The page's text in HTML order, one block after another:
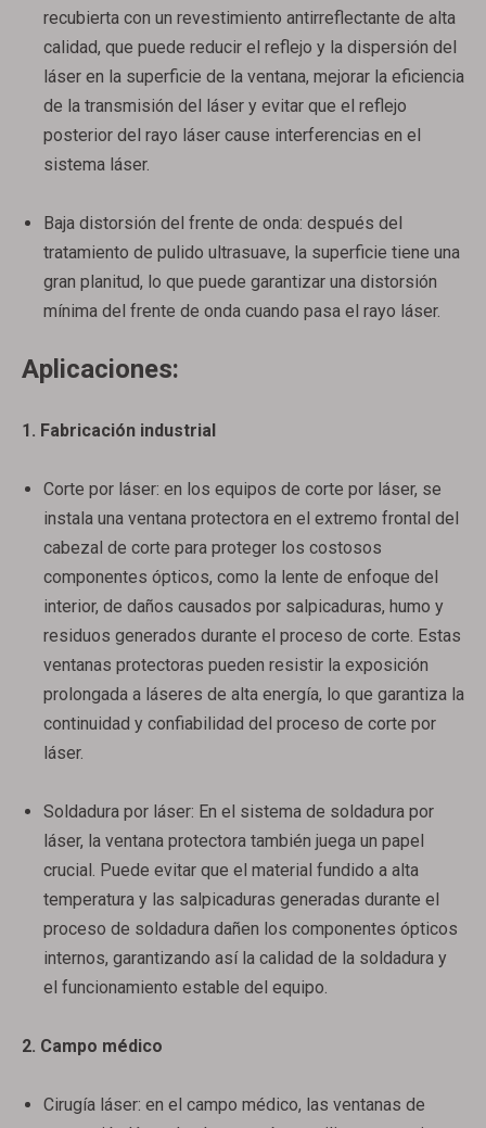
recubierta con un revestimiento antirreflectante de alta
calidad, que puede reducir el reflejo y la dispersión del
láser en la superficie de la ventana, mejorar la eficiencia
de la transmisión del láser y evitar que el reflejo
posterior del rayo láser cause interferencias en el
sistema láser.
Baja distorsión del frente de onda: después del
tratamiento de pulido ultrasuave, la superficie tiene una
gran planitud, lo que puede garantizar una distorsión
mínima del frente de onda cuando pasa el rayo láser.
Aplicaciones:
1. Fabricación industrial
Corte por láser: en los equipos de corte por láser, se
instala una ventana protectora en el extremo frontal del
cabezal de corte para proteger los costosos
componentes ópticos, como la lente de enfoque del
interior, de daños causados ​​por salpicaduras, humo y
residuos generados durante el proceso de corte. Estas
ventanas protectoras pueden resistir la exposición
prolongada a láseres de alta energía, lo que garantiza la
continuidad y confiabilidad del proceso de corte por
láser.
Soldadura por láser: En el sistema de soldadura por
láser, la ventana protectora también juega un papel
crucial. Puede evitar que el material fundido a alta
temperatura y las salpicaduras generadas durante el
proceso de soldadura dañen los componentes ópticos
internos, garantizando así la calidad de la soldadura y
el funcionamiento estable del equipo.
2. Campo médico
Cirugía láser: en el campo médico, las ventanas de